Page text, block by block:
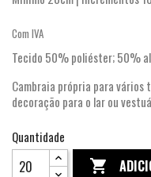
Com IVA
Tecido 50% poliéster; 50%
Cambraia própria para
decoração para o lar ou
Quantidade
